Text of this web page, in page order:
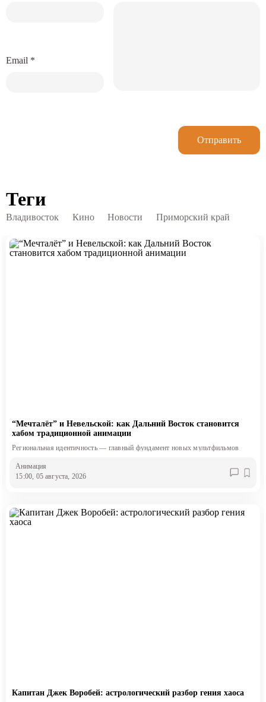
Email *
Отправить
Теги
Владивосток Кино Новости Приморский край
“Мечталёт” и Невельской: как Дальний Восток становится
хабом традиционной анимации
Региональная идентичность — главный фундамент новых мультфильмов
Анимация
15:00, 05 августа, 2026
Капитан Джек Воробей: астрологический разбор гения хаоса